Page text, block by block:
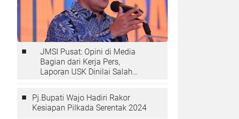
JMSI Pusat: Opini di Media
Bagian dari Kerja Pers,
Laporan USK Dinilai Salah
Pj.Bupati Wajo Hadiri Rakor
Kesiapan Pilkada Serentak 2024